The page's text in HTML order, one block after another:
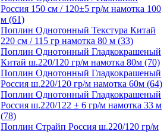
Россия 150 см / 120±5 гр/м намотка 100
м (61)
Поплин Однотонный Текстура Китай
220 см / 115 гр намотка 80 м (33)
Поплин Однотонный Гладкокрашеный
Китай ш.220/120 гр/м намотка 80м (70)
Поплин Однотонный Гладкокрашеный
Россия ш.220/120 гр/м намотка 60м (64)
Поплин Однотонный Гладкокрашеный
Россия ш.220/122 ± 6 гр/м намотка 33 м
(78)
Поплин Страйп Россия ш.220/120 гр/м